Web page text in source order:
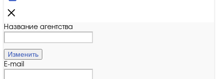
Название агентства
Изменить
E-mail